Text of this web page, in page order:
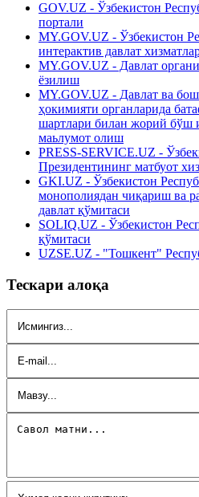
GOV.UZ - Ўзбекистон
портали
MY.GOV.UZ - Ўзбекистон
интерактив давлат
MY.GOV.UZ - Давлат
ёзилиш
MY.GOV.UZ - Давлат ва
ҳокимияти органларида
шартлари билан жорий бўш
маьлумот олиш
PRESS-SERVICE.UZ -
Президентининг матбуот
GKI.UZ - Ўзбекистон
монополиядан чиқариш ва
давлат қўмитаси
SOLIQ.UZ - Ўзбекистон
қўмитаси
UZSE.UZ - "Тошкент"
Тескари алоқа